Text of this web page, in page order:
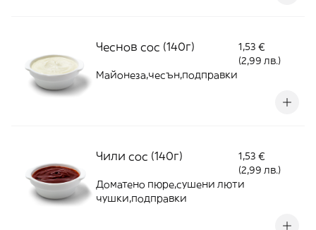
Чеснов сос (140г)
1,53 €
(2,99 лв.)
Майонеза,чесън,подправки
Чили сос (140г)
1,53 €
(2,99 лв.)
Доматено пюре,сушени люти
чушки,подправки